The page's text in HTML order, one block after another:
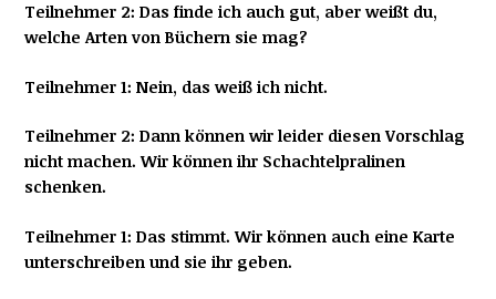
Teilnehmer 2: Das finde ich auch gut, aber weißt du,
welche Arten von Büchern sie mag?
Teilnehmer 1: Nein, das weiß ich nicht.
Teilnehmer 2: Dann können wir leider diesen Vorschlag
nicht machen. Wir können ihr Schachtelpralinen
schenken.
Teilnehmer 1: Das stimmt. Wir können auch eine Karte
unterschreiben und sie ihr geben.